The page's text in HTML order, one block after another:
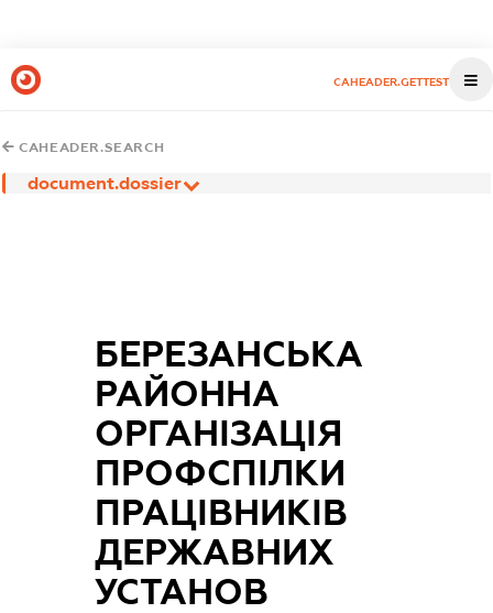
CAHEADER.GETTEST
CAHEADER.SEARCH
document.dossier
БЕРЕЗАНСЬКА
РАЙОННА
ОРГАНІЗАЦІЯ
ПРОФСПІЛКИ
ПРАЦІВНИКІВ
ДЕРЖАВНИХ
УСТАНОВ